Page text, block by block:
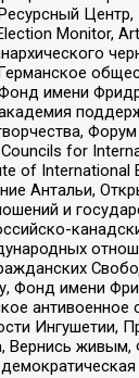
Monitor,
имени
for
of International
Антальи,
и
Фонд имени
антивоенное
Ингушетии,
Вернись